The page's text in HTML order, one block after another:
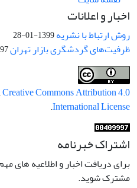
اخبار و اعلانات
روش ارتباط با نشریه1399-01-28
ظرفیت‌های گردشگری بازار تهران02
Creative Commons Attribution 4.0
International License
.
اشتراک خبرنامه
برای دریافت اخبار و اطلاعیه های
مشترک شوید.